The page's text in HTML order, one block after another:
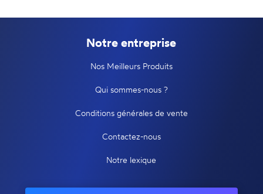
Notre entreprise
Nos Meilleurs Produits
Qui sommes-nous ?
Conditions générales de vente
Contactez-nous
Notre lexique